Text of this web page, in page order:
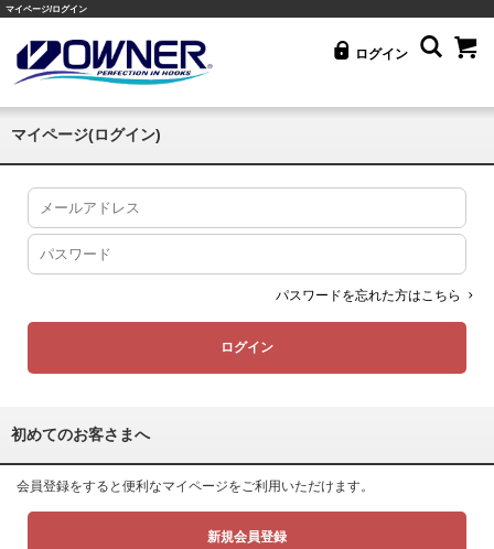
マイページ/ログイン
ログイン
マイページ(ログイン)
パスワードを忘れた方はこちら
初めてのお客さまへ
会員登録をすると便利なマイページをご利用いただけます。
新規会員登録